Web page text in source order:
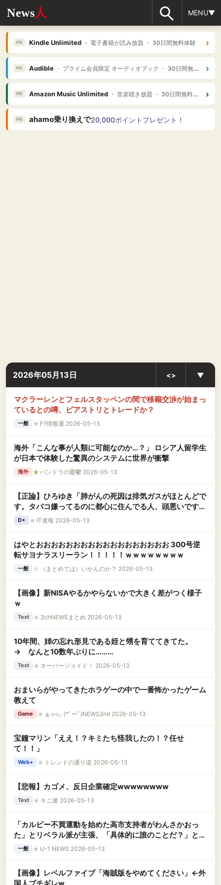
News人 MENU▼
PR Kindle Unlimited・ 電子書籍が読み放題 ・ 30日間無料体験 ›
PR Audible・ プライム会員限定 オーディオブック ・ 30日間無料体験 ›
PR Amazon Music Unlimited・ 音楽聴き放題 ・ 30日間無料体験 ›
PR ahamo乗り換えで20,000ポイントプレゼント！
2026年05月13日 <> ▼
マクラーレンとフェルスタッペンの間で移籍交渉が始まっ
ているとの噂、ピアストリとトレードか？
一般 ★ F1情報通 2026-05-13
海外「こんな事が人類に可能なのか…？」 ロシア人留学生
が日本で体験した驚異のシステムに世界が衝撃
海外 ★ パンドラの憂鬱 2026-05-13
【正論】ひろゆき「肺がんの死因は排気ガスがほとんどで
す。タバコ嫌ってるのに都心に住んでる人、頭悪いです
よ」
D+ ★ IT速報 2026-05-13
はやとおおおおおおおおおおおおおおおおおお 300号逆
転サヨナラスリーラン！！！！！ｗｗｗｗｗｗｗｗ
一般 ☆ （まとめては）いかんのか？ 2026-05-13
【画像】新NISAやるかやらないかで大きく差がつく様子
ｗ
Text ★ 2chNEWSまとめ 2026-05-13
10年間、姉の忘れ形見である姪と甥を育ててきてた。
→ なんと10数年ぶりに………
Text ★ オーバージョイド！ 2026-05-13
おまいらがやってきたホラゲーの中で一番怖かったゲーム
教えて
Game ★ ぁゃιぃ(*ﾟーﾟ)NEWS2nd 2026-05-13
宝鐘マリン「ええ！？キミたち怪我したの！？任せ
て！！」
Web+ ★ トレンドの通り道 2026-05-13
【悲報】カゴメ、反日企業確定wwwwwwww
Text ★ キニ速 2026-05-13
「カルビー不買運動を始めた高市支持者がわんさかおっ
た」とリベラル派が主張、「具体的に誰のことだ？」とツ
ッコミが殺到して……
一般 ★ U-1 NEWS 2026-05-13
【画像】レベルファイブ「海賊版をやめてください」←外